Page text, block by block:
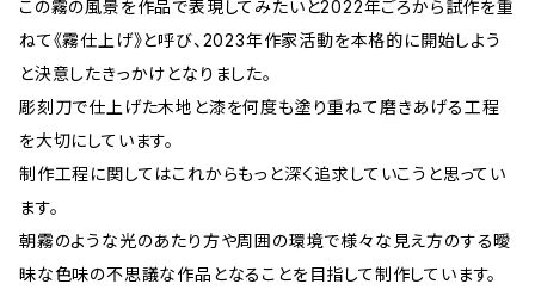
この霧の風景を作品で表現してみたいと2022年ごろから試作を重
ねて《霧仕上げ》と呼び、2023年作家活動を本格的に開始しよう
と決意したきっかけとなりました。
彫刻刀で仕上げた木地と漆を何度も塗り重ねて磨きあげる工程
を大切にしています。
制作工程に関してはこれからもっと深く追求していこうと思ってい
ます。
朝霧のような光のあたり方や周囲の環境で様々な見え方のする曖
昧な色味の不思議な作品となることを目指して制作しています。